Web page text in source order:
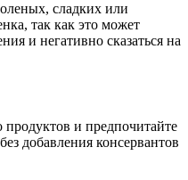
сладких или
так как это может
и негативно сказаться на
и предпочитайте
добавления консервантов